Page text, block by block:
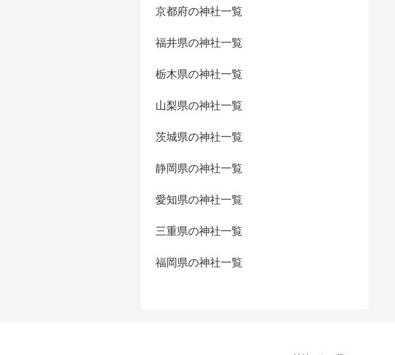
京都府の神社一覧
福井県の神社一覧
栃木県の神社一覧
山梨県の神社一覧
茨城県の神社一覧
静岡県の神社一覧
愛知県の神社一覧
三重県の神社一覧
福岡県の神社一覧